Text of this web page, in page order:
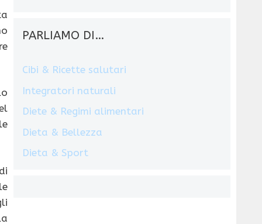
PARLIAMO DI…
Cibi & Ricette salutari
Integratori naturali
Diete & Regimi alimentari
Dieta & Bellezza
Dieta & Sport